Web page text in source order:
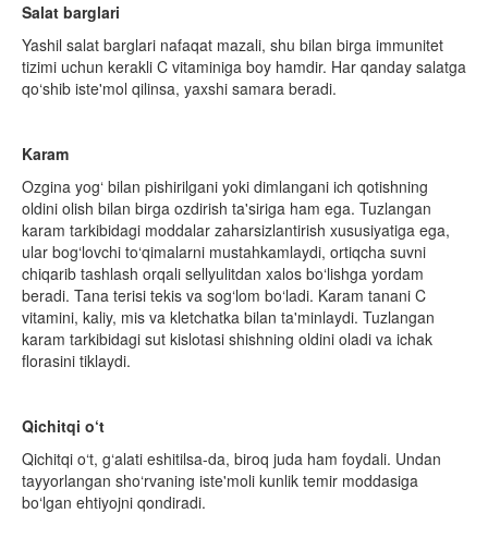
Salat barglari
Yashil salat barglari nafaqat mazali, shu bilan birga immunitet
tizimi uchun kerakli C vitaminiga boy ham­­­­dir. Har qanday salatga
qo‘­shib iste'mol qi­linsa, yaxshi samara beradi.
Karam
Ozgina yog‘ bilan pishirilgani yoki dimlangani ich qotishning
oldini olish bilan birga ozdirish ta'siriga ham ega. Tuzlangan
karam tarkibidagi moddalar zaharsizlantirish xususiyatiga ega,
ular bog‘lovchi to‘qimalarni mustahkamlaydi, ortiqcha suvni
chiqarib tashlash orqali sellyulitdan xalos bo‘lishga yordam
beradi. Tana terisi tekis va sog‘lom bo‘ladi. Karam tanani C
vitamini, kaliy, mis va kletchatka bilan ta'minlaydi. Tuzlangan
karam tarkibidagi sut kislotasi shishning oldini oladi va ichak
florasini tiklaydi.
Qichitqi o‘t
Qichitqi o‘t, g‘alati eshitilsa-da, biroq juda ham foydali. Undan
tayyorlangan sho‘rvaning iste'moli kunlik temir mod­dasiga
bo‘lgan ehtiyojni qondiradi.